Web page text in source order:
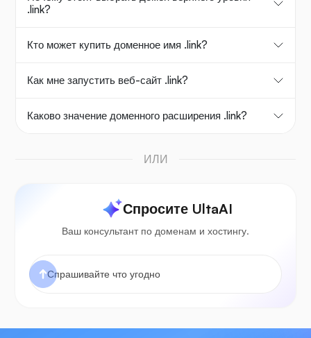
.link?
Кто может купить доменное имя .link?
Как мне запустить веб-сайт .link?
Каково значение доменного расширения .link?
ИЛИ
Спросите UltaAI
Ваш консультант по доменам и хостингу.